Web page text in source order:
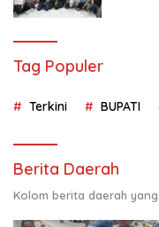
Tag Populer
Terkini BUPATI
Berita Daerah
Kolom berita daerah